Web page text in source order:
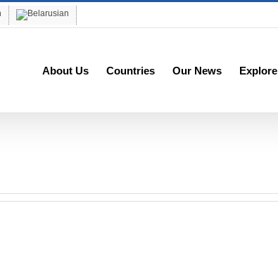
About Us Countries Our News Explore